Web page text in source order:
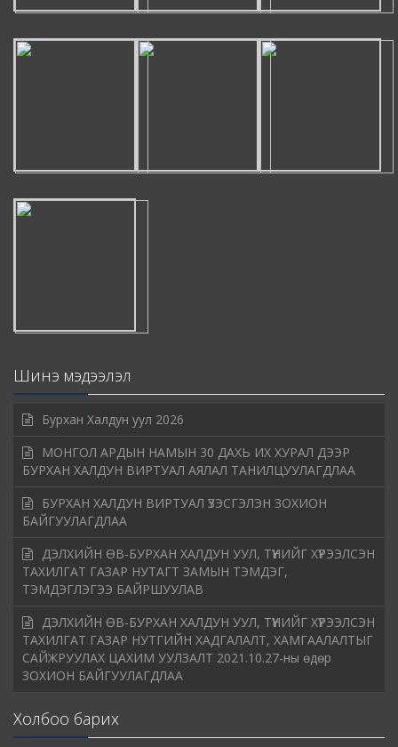
Шинэ мэдээлэл
Бурхан Халдун уул 2026
МОНГОЛ АРДЫН НАМЫН 30 ДАХЬ ИХ ХУРАЛ ДЭЭР
БУРХАН ХАЛДУН ВИРТУАЛ АЯЛАЛ ТАНИЛЦУУЛАГДЛАА
БУРХАН ХАЛДУН ВИРТУАЛ ҮЗЭСГЭЛЭН ЗОХИОН
БАЙГУУЛАГДЛАА
ДЭЛХИЙН ӨВ-БУРХАН ХАЛДУН УУЛ, ТҮҮНИЙГ ХҮРЭЭЛСЭН
ТАХИЛГАТ ГАЗАР НУТАГТ ЗАМЫН ТЭМДЭГ,
ТЭМДЭГЛЭГЭЭ БАЙРШУУЛАВ
ДЭЛХИЙН ӨВ-БУРХАН ХАЛДУН УУЛ, ТҮҮНИЙГ ХҮРЭЭЛСЭН
ТАХИЛГАТ ГАЗАР НУТГИЙН ХАДГАЛАЛТ, ХАМГААЛАЛТЫГ
САЙЖРУУЛАХ ЦАХИМ УУЛЗАЛТ 2021.10.27-ны өдөр
ЗОХИОН БАЙГУУЛАГДЛАА
Холбоо барих